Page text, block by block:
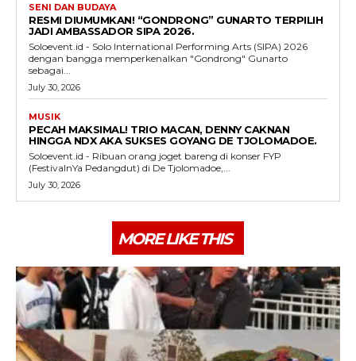
SENI DAN BUDAYA
RESMI DIUMUMKAN! “GONDRONG” GUNARTO TERPILIH
JADI AMBASSADOR SIPA 2026.
Soloevent.id - Solo International Performing Arts (SIPA) 2026
dengan bangga memperkenalkan "Gondrong" Gunarto
sebagai...
July 30, 2026
MUSIK
PECAH MAKSIMAL! TRIO MACAN, DENNY CAKNAN
HINGGA NDX AKA SUKSES GOYANG DE TJOLOMADOE.
Soloevent.id - Ribuan orang joget bareng di konser FYP
(FestivalnYa Pedangdut) di De Tjolomadoe,...
July 30, 2026
MORE LIKE THIS